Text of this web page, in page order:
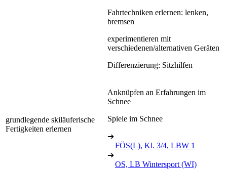
Fahrtechniken erlernen: lenken,
bremsen
experimentieren mit
verschiedenen/alternativen Geräten
Differenzierung: Sitzhilfen
grundlegende skiläuferische
Fertigkeiten erlernen
Anknüpfen an Erfahrungen im
Schnee
Spiele im Schnee
➔
FÖS(L), Kl. 3/4, LBW 1
➔
OS, LB Wintersport (WI)